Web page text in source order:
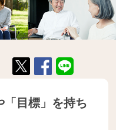
目標」を持ち